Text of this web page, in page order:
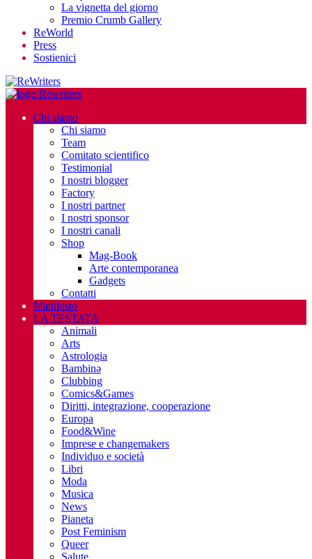
La vignetta del giorno
Premio Crumb Gallery
ReWorld
Press
Sostienici
Chi siamo
Chi siamo
Team
Comitato scientifico
Testimonial
I nostri blogger
Factory
I nostri partner
I nostri sponsor
I nostri canali
Shop
Mag-Book
Arte contemporanea
Gadgets
Contatti
Manifesto
LA TESTATA
Animali
Arts
Astrologia
Bambinə
Clubbing
Comics&Games
Diritti, integrazione, cooperazione
Europa
Food&Wine
Imprese e changemakers
Individuo e società
Libri
Moda
Musica
News
Pianeta
Post Feminism
Queer
Salute